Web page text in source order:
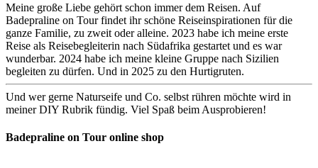
Meine große Liebe gehört schon immer dem Reisen. Auf
Badepraline on Tour findet ihr schöne Reiseinspirationen für die
ganze Familie, zu zweit oder alleine. 2023 habe ich meine erste
Reise als Reisebegleiterin nach Südafrika gestartet und es war
wunderbar. 2024 habe ich meine kleine Gruppe nach Sizilien
begleiten zu dürfen. Und in 2025 zu den Hurtigruten.
Und wer gerne Naturseife und Co. selbst rühren möchte wird in
meiner DIY Rubrik fündig. Viel Spaß beim Ausprobieren!
Badepraline on Tour online shop